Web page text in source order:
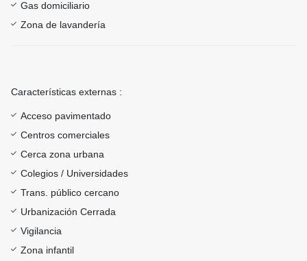
Gas domiciliario
Zona de lavandería
Características externas :
Acceso pavimentado
Centros comerciales
Cerca zona urbana
Colegios / Universidades
Trans. público cercano
Urbanización Cerrada
Vigilancia
Zona infantil